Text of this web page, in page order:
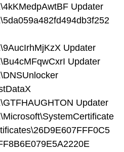
Updater
Updater
Updater
Updater